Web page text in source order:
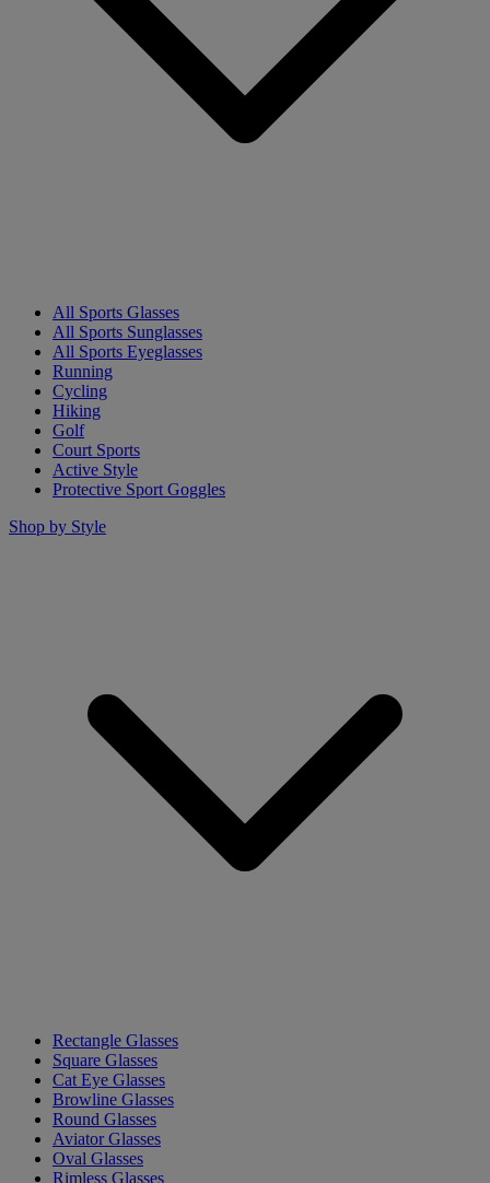
All Sports Glasses
All Sports Sunglasses
All Sports Eyeglasses
Running
Cycling
Hiking
Golf
Court Sports
Active Style
Protective Sport Goggles
Shop by Style
Rectangle Glasses
Square Glasses
Cat Eye Glasses
Browline Glasses
Round Glasses
Aviator Glasses
Oval Glasses
Rimless Glasses